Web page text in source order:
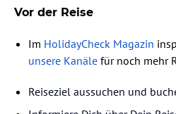
Vor der Reise
Im HolidayCheck Magazin
unsere Kanäle für noch mehr
Reiseziel aussuchen und